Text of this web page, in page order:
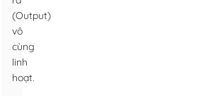
(Output)
vô
cùng
linh
hoạt.